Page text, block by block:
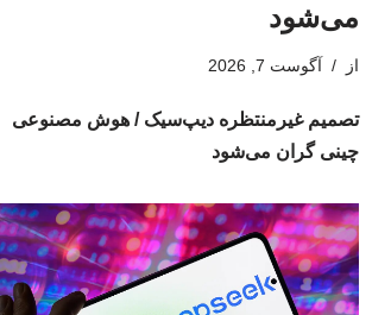
می‌شود
از آگوست 7, 2026
تصمیم غیرمنتظره دیپ‌سیک / هوش مصنوعی
چینی گران می‌شود